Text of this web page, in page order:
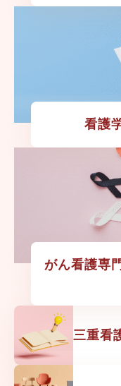
看護
がん看護専
三重看